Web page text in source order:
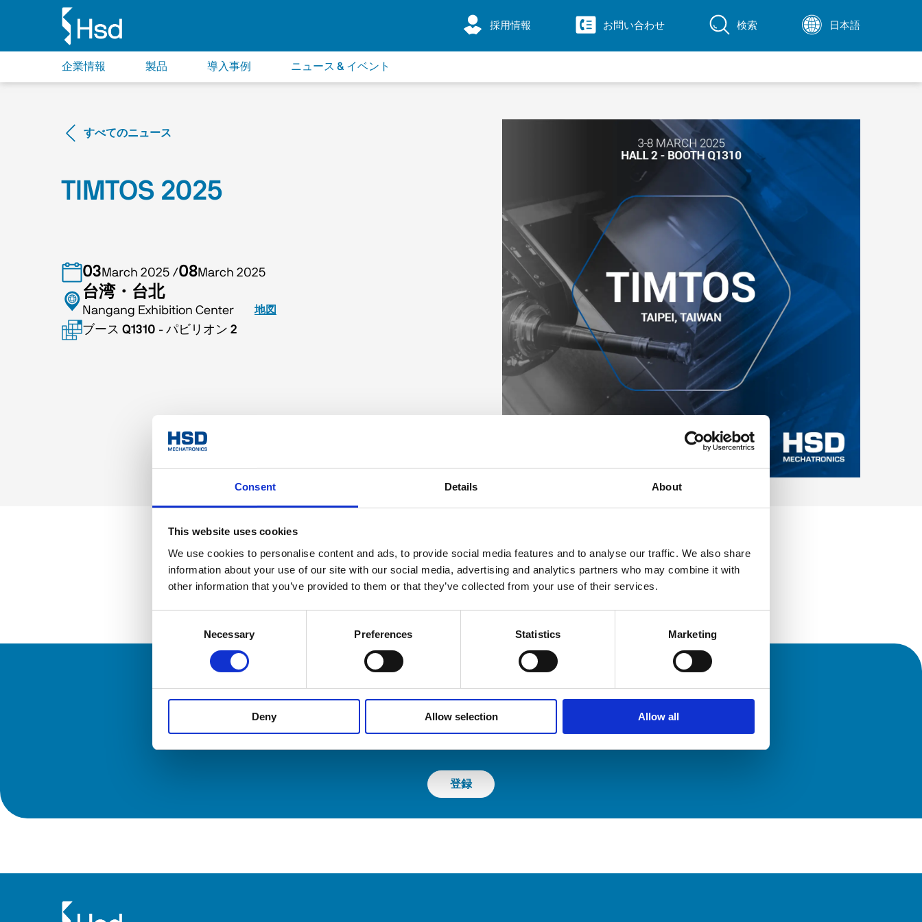
Consent Details About
This website uses cookies
We use cookies to personalise content and ads, to provide social media features and to analyse our traffic. We also share
information about your use of our site with our social media, advertising and analytics partners who may combine it with
other information that you’ve provided to them or that they’ve collected from your use of their services.
Necessary Preferences Statistics Marketing
Deny Allow selection Allow all
採用情報 お問い合わせ 検索 日本語
企業情報 製品 導入事例 ニュース & イベント
すべてのニュース
TIMTOS 2025
03 March 2025 /08March 2025
台湾・台北
Nangang Exhibition Center 地図
ブース Q1310 - パビリオン 2
ニュースレター登録
HSDの世界の最新情報をお求めですか？
登録